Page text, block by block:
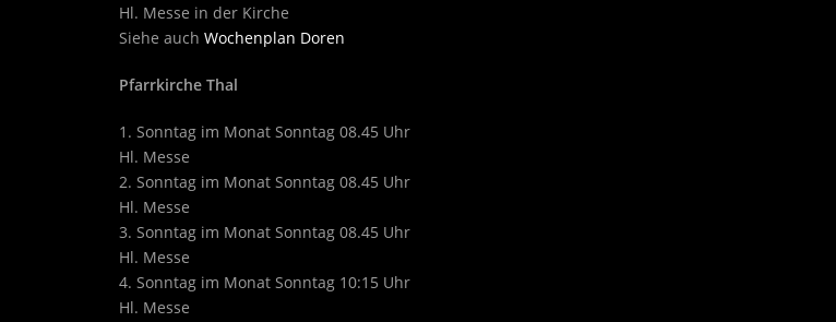
Hl. Messe in der Kirche
Siehe auch Wochenplan Doren
Pfarrkirche Thal
1. Sonntag im Monat Sonntag 08.45 Uhr
Hl. Messe
2. Sonntag im Monat Sonntag 08.45 Uhr
Hl. Messe
3. Sonntag im Monat Sonntag 08.45 Uhr
Hl. Messe
4. Sonntag im Monat Sonntag 10:15 Uhr
Hl. Messe